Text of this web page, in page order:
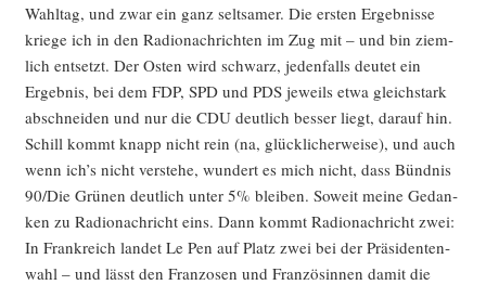
Wahl­tag, und zwar ein ganz selt­sa­mer. Die ers­ten Ergeb­nis­se
krie­ge ich in den Radio­nach­rich­ten im Zug mit – und bin ziem­
lich ent­setzt. Der Osten wird schwarz, jeden­falls deu­tet ein
Ergeb­nis, bei dem FDP, SPD und PDS jeweils etwa gleich­stark
abschnei­den und nur die CDU deut­lich bes­ser liegt, dar­auf hin.
Schill kommt knapp nicht rein (na, glück­li­cher­wei­se), und auch
wenn ich’s nicht ver­ste­he, wun­dert es mich nicht, dass Bünd­nis
90/Die Grü­nen deut­lich unter 5% blei­ben. Soweit mei­ne Gedan­
ken zu Radio­nach­richt eins. Dann kommt Radio­nach­richt zwei:
In Frank­reich lan­det Le Pen auf Platz zwei bei der Prä­si­den­ten­
wahl – und lässt den Fran­zo­sen und Fran­zö­sin­nen damit die